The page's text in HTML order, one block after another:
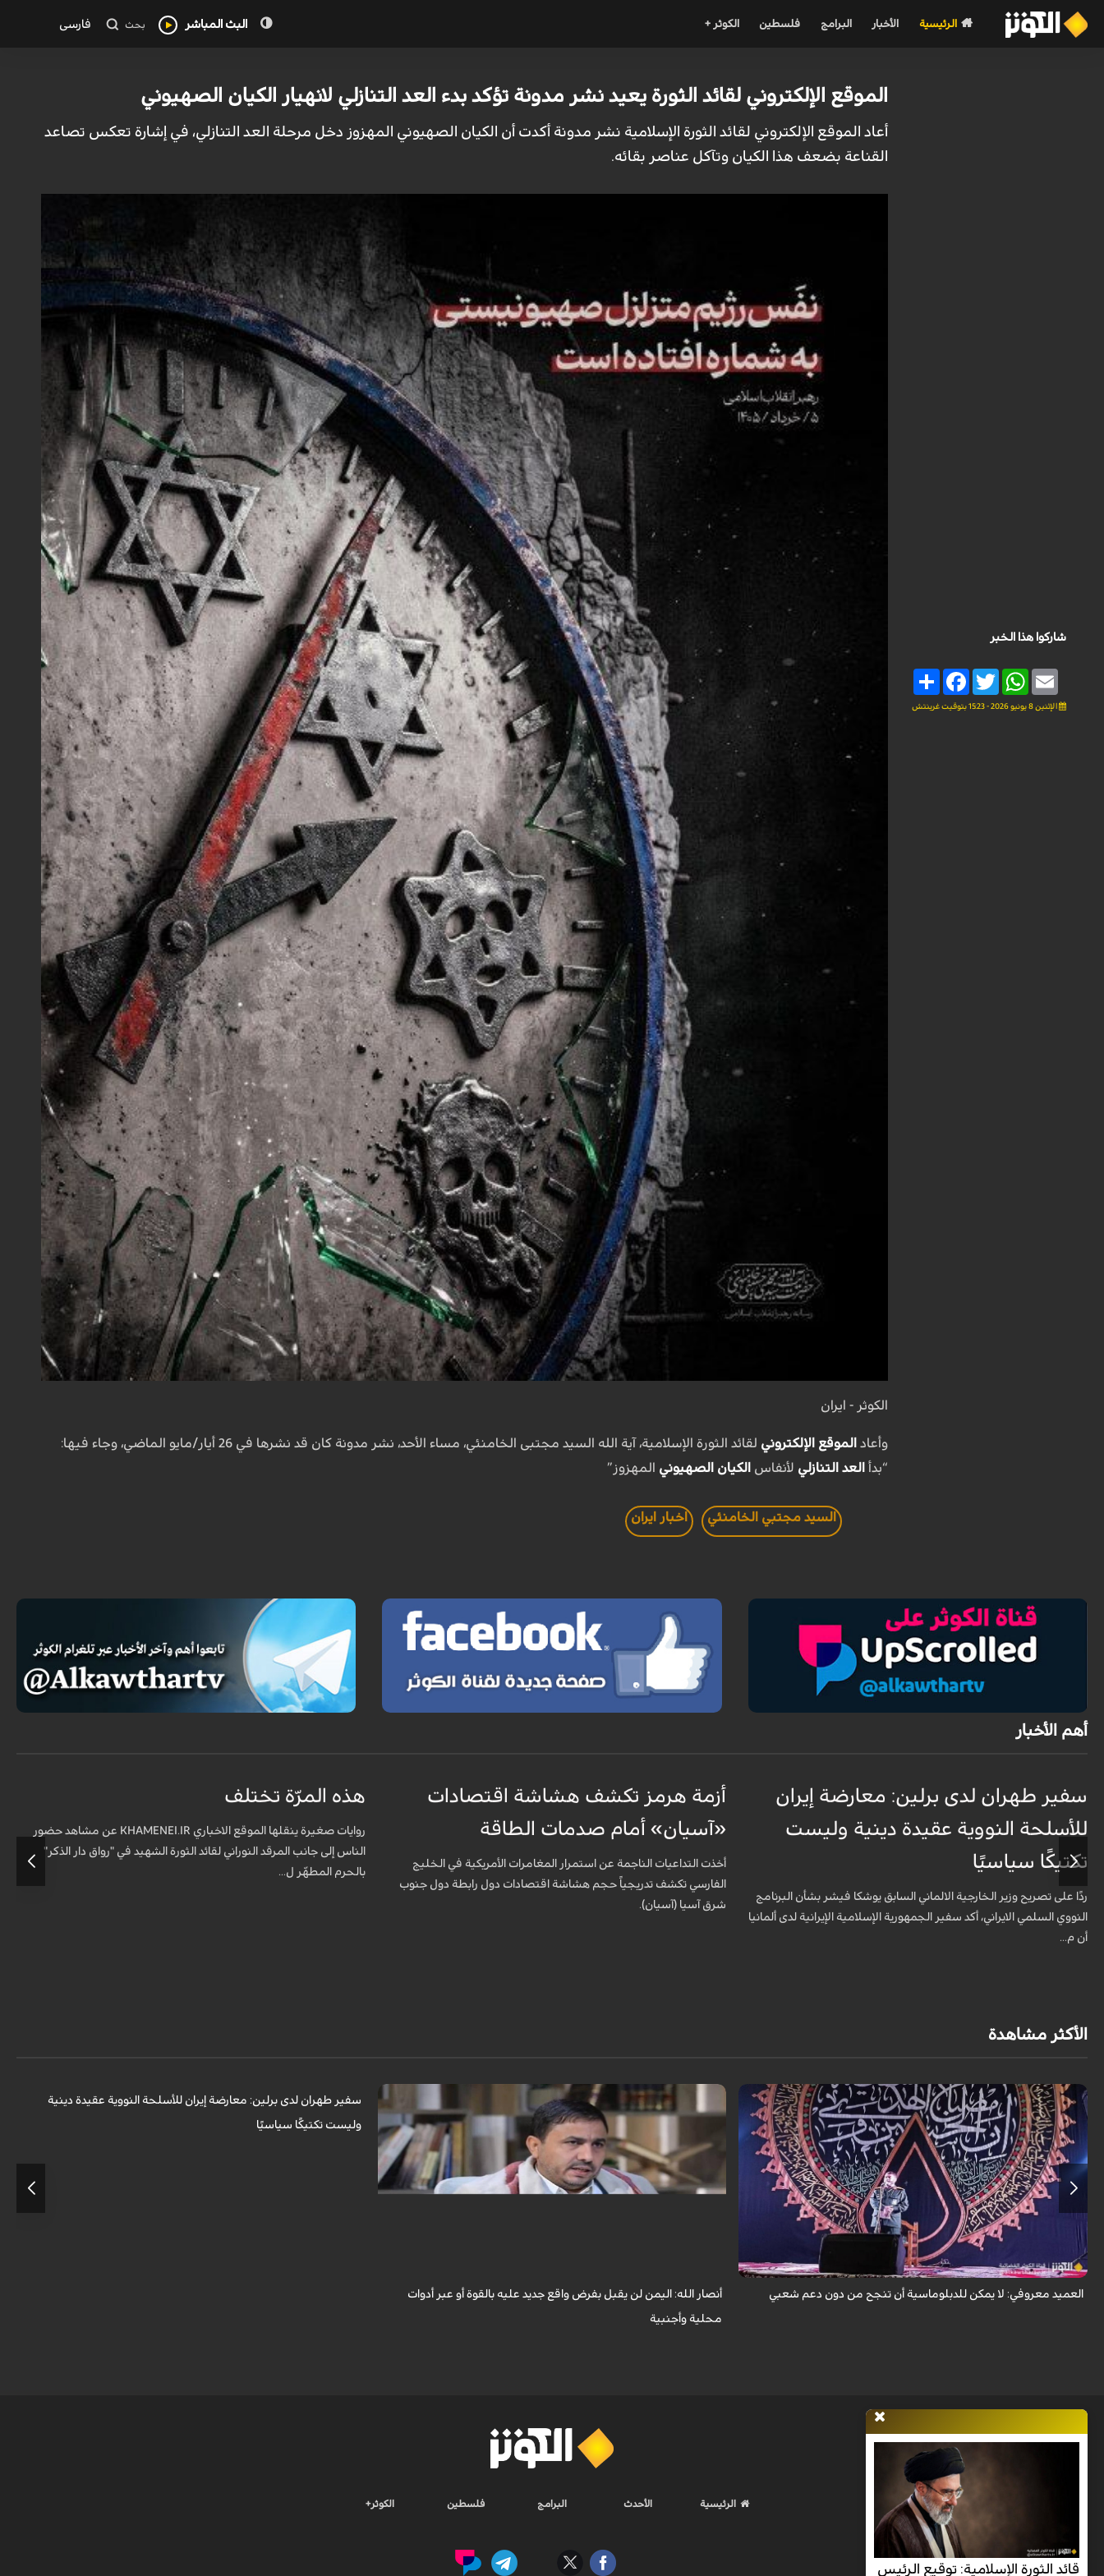
الرئيسية الأخبار البرامج فلسطين الكوثر + البث المباشر بحث فارسی
شاركوا هذا الخبر
Share
FacebookTwitter
WhatsAppEmail
الإثنين 8 يونيو 2026 - 15:23 بتوقيت غرينتش
الموقع الإلكتروني لقائد الثورة يعيد نشر مدونة تؤكد بدء العد التنازلي لانهيار الكيان الصهيوني
أعاد الموقع الإلكتروني لقائد الثورة الإسلامية نشر مدونة أكدت أن الكيان الصهيوني المهزوز دخل مرحلة العد التنازلي، في إشارة تعكس تصاعد
القناعة بضعف هذا الكيان وتآكل عناصر بقائه.
الكوثر - ايران
وأعاد الموقع الإلكتروني
لقائد الثورة الإسلامية، آية الله السيد مجتبى الخامنئي، مساء الأحد، نشر مدونة كان قد نشرها في 26 أيار/مايو الماضي، وجاء فيها:
“بدأالعد التنازلي لأنفاس الكيان الصهيوني المهزوز”
السيد مجتبي الخامنئي اخبار ايران
أهم الأخبار
سفير طهران لدى برلين: معارضة إيران
للأسلحة النووية عقيدة دينية وليست
تكتيكًا سياسيًا
ردًا على تصريح وزير الخارجية الالماني السابق يوشكا فيشر بشأن البرنامج
النووي السلمي الايراني، أكد سفير الجمهورية الإسلامية الإيرانية لدى ألمانيا
أن م...
أزمة هرمز تكشف هشاشة اقتصادات
«آسيان» أمام صدمات الطاقة
أخذت التداعيات الناجمة عن استمرار المغامرات الأمريكية في الخليج
الفارسي تكشف تدريجياً حجم هشاشة اقتصادات دول رابطة دول جنوب
شرق آسيا (آسيان).
هذه المرّة تختلف
روايات صغيرة ينقلها الموقع الاخباري KHAMENEI.IR عن مشاهد حضور
الناس إلى جانب المرقد النوراني لقائد الثورة الشهيد في "رواق دار الذكر"
بالحرم المطهّر ل...
الأكثر مشاهدة
أكد مساعد الشؤون الثقافية والاجتماعية والإعلامية في حرس الثورة الإسلامية،
العميد حسين معروفي، أن الدبلوماسية لا يمكن أن تنجح من دون دعم شعبي،
مشيراً إ...
العميد معروفي: لا يمكن للدبلوماسية أن تنجح من دون دعم شعبي أنصار الله: اليمن لن يقبل بفرض واقع جديد عليه بالقوة أو عبر أدوات
محلية وأجنبية
سفير طهران لدى برلين: معارضة إيران للأسلحة النووية عقيدة دينية
وليست تكتيكًا سياسيًا
قائد الثورة الإسلامية: توقيع الرئيس
الرئيسية الأحدث البرامج فلسطين الكوثر+